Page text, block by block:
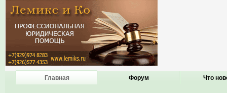
Главная Форум Что